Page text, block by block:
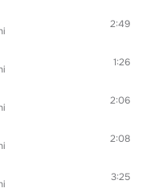
2:49
1:26
2:06
2:08
3:25